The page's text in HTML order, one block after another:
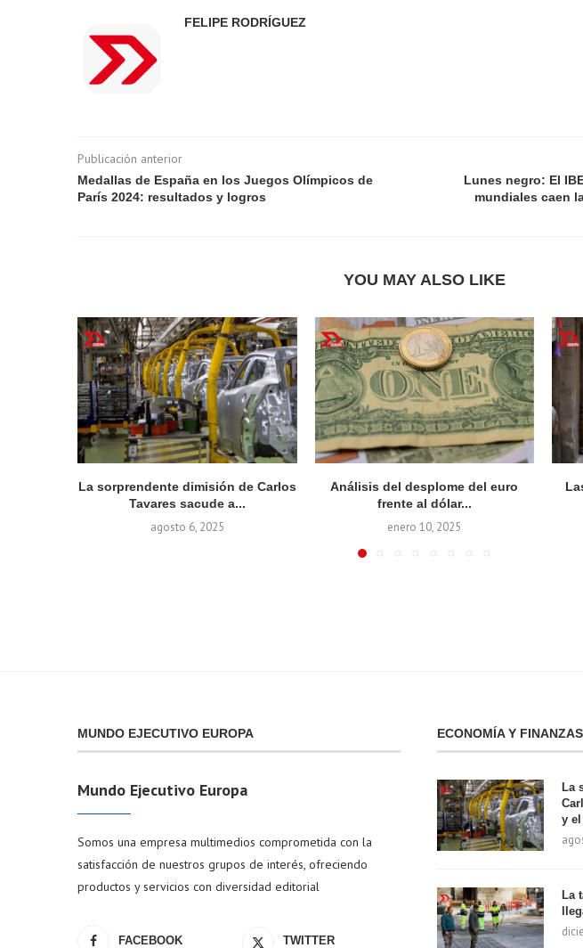
FELIPE RODRÍGUEZ
Publicación anterior
Medallas de España en los Juegos Olímpicos de
París 2024: resultados y logros
Lunes negro: El
mundiales caen
YOU MAY ALSO LIKE
La sorprendente dimisión de Carlos
Tavares sacude a...
agosto 6, 2025
Análisis del desplome del euro
frente al dólar...
enero 10, 2025
MUNDO EJECUTIVO EUROPA
Mundo Ejecutivo Europa
Somos una empresa multimedios comprometida con la
satisfacción de nuestros grupos de interés, ofreciendo
productos y servicios con diversidad editorial
FACEBOOK TWITTER
ECONOMÍA Y FINANZAS
La
y
La